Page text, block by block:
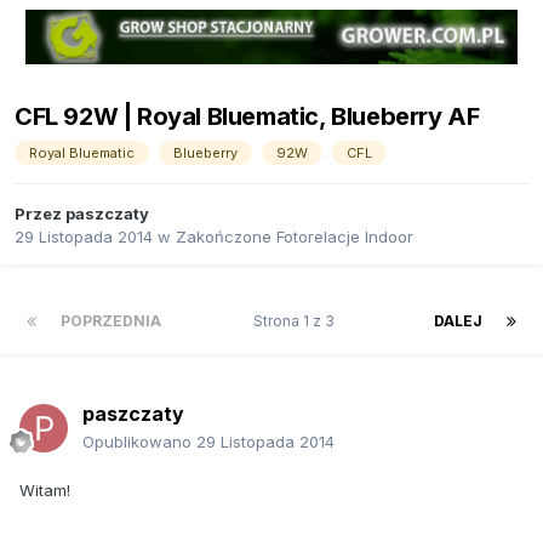
CFL 92W | Royal Bluematic, Blueberry AF
Royal Bluematic Blueberry 92W CFL
Przez paszczaty
29 Listopada 2014 w Zakończone Fotorelacje Indoor
POPRZEDNIA DALEJ
Strona 1 z 3
paszczaty
Opublikowano 29 Listopada 2014
Witam!